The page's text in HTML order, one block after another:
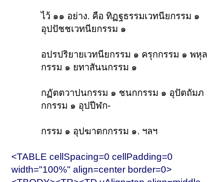
ไว้ ๑๑ อย่าง. คือ ทิฏฐธรรมเวทนียกรรม ๑
อุปปัชชเวทนียกรรม ๑
อปรปริยายเวทนียกรรม ๑ ครุกกรรม ๑ พหุล
กรรม ๑ ยทาสันนกรรม ๑
กฏัตตวาปนกรรม ๑ ชนกกรรม ๑ อุปัตถัมภ
กกรรม ๑ อุปปีฬก-
กรรม ๑ อุปฆาตกกรรม ๑. ฯลฯ
<TABLE cellSpacing=0 cellPadding=0
width="100%" align=center border=0>